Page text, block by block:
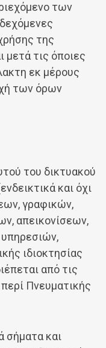
των
της
τις όποιες
εκ μέρους
των όρων
του δικτυακού
και όχι
γραφικών,
απεικονίσεων,
ιδιοκτησίας
από τις
περί Πνευματικής
σήματα και